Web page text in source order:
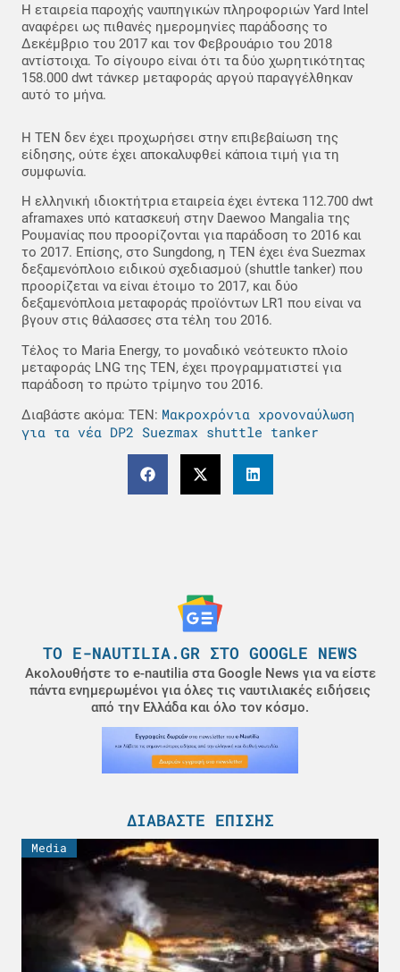
Η εταιρεία παροχής ναυπηγικών πληροφοριών Yard Intel
αναφέρει ως πιθανές ημερομηνίες παράδοσης το
Δεκέμβριο του 2017 και τον Φεβρουάριο του 2018
αντίστοιχα. Το σίγουρο είναι ότι τα δύο χωρητικότητας
158.000 dwt τάνκερ μεταφοράς αργού παραγγέλθηκαν
αυτό το μήνα.
Η TEN δεν έχει προχωρήσει στην επιβεβαίωση της
είδησης, ούτε έχει αποκαλυφθεί κάποια τιμή για τη
συμφωνία.
Η ελληνική ιδιοκτήτρια εταιρεία έχει έντεκα 112.700 dwt
aframaxes υπό κατασκευή στην Daewoo Mangalia της
Ρουμανίας που προορίζονται για παράδοση το 2016 και
το 2017. Επίσης, στο Sungdong, η TEN έχει ένα Suezmax
δεξαμενόπλοιο ειδικού σχεδιασμού (shuttle tanker) που
προορίζεται να είναι έτοιμο το 2017, και δύο
δεξαμενόπλοια μεταφοράς προϊόντων LR1 που είναι να
βγουν στις θάλασσες στα τέλη του 2016.
Τέλος το Maria Energy, το μοναδικό νεότευκτο πλοίο
μεταφοράς LNG της TEN, έχει προγραμματιστεί για
παράδοση το πρώτο τρίμηνο του 2016.
Διαβάστε ακόμα: TEN: Μακροχρόνια χρονοναύλωση
για τα νέα DP2 Suezmax shuttle tanker
ΤΟ E-NAUTILIA.GR ΣΤΟ GOOGLE NEWS
Ακολουθήστε το e-nautilia στα Google News για να είστε
πάντα ενημερωμένοι για όλες τις ναυτιλιακές ειδήσεις
από την Ελλάδα και όλο τον κόσμο.
ΔΙΑΒΆΣΤΕ ΕΠΊΣΗΣ
Media